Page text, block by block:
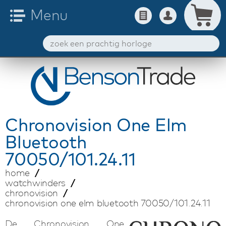
Chronovision One Elm
Bluetooth
70050/101.24.11
home
watchwinders
chronovision
chronovision one elm bluetooth 70050/101.24.11